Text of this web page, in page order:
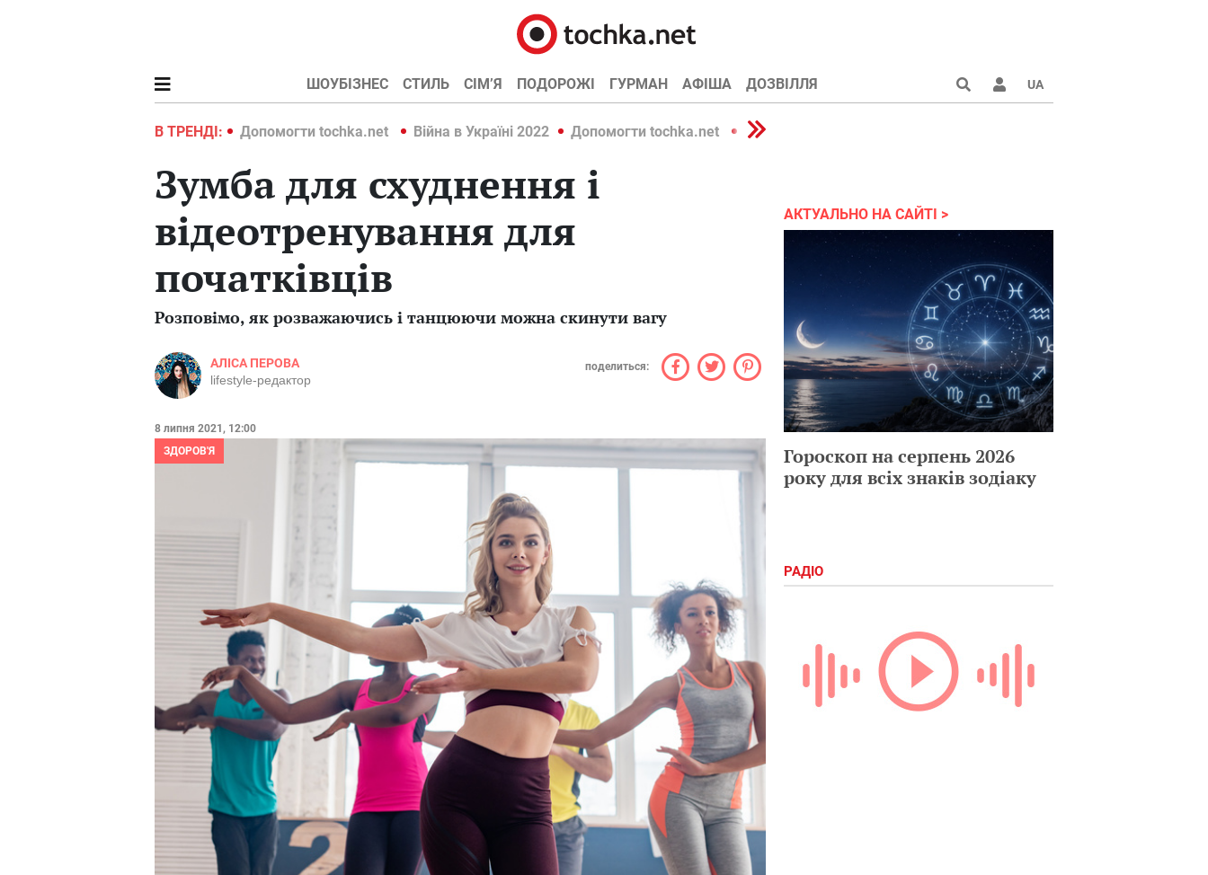
ШОУБІЗНЕС СТИЛЬ СІМ’Я ПОДОРОЖІ ГУРМАН АФІША ДОЗВІЛЛЯ UA
В ТРЕНДІ:
Війна в Україні 2022 Допомогти tochka.net Війна в Україні 2022 Допомогти tochka.net Війна в Україні 2022
Зумба для схуднення і
відеотренування для
початківців
Розповімо, як розважаючись і танцюючи можна скинути вагу
АЛІСА ПЕРОВА
lifestyle-редактор
поделиться:
8 липня 2021, 12:00
ЗДОРОВ'Я
АКТУАЛЬНО НА САЙТІ
Гороскоп на серпень 2026
року для всіх знаків зодіаку
РАДІО